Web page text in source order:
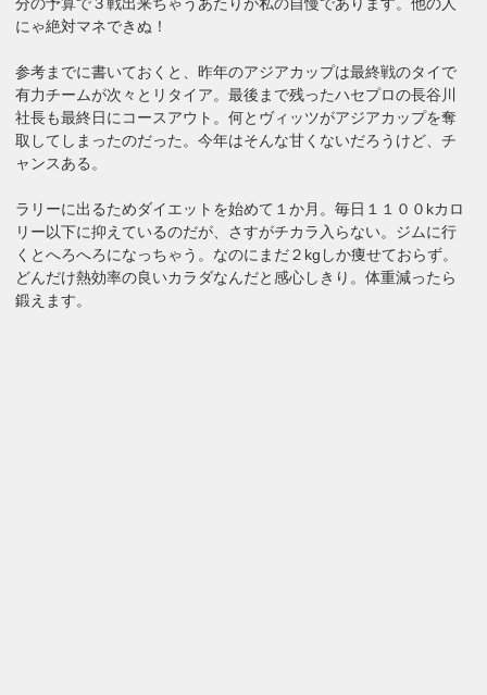
にゃ絶対マネできぬ！
参考までに書いておくと、昨年のアジアカップは最終戦のタイで
有力チームが次々とリタイア。最後まで残ったハセプロの長谷川
社長も最終日にコースアウト。何とヴィッツがアジアカップを奪
取してしまったのだった。今年はそんな甘くないだろうけど、チ
ャンスある。
ラリーに出るためダイエットを始めて１か月。毎日１１００kカロ
リー以下に抑えているのだが、さすがチカラ入らない。ジムに行
くとへろへろになっちゃう。なのにまだ２kgしか痩せておらず。
どんだけ熱効率の良いカラダなんだと感心しきり。体重減ったら
鍛えます。